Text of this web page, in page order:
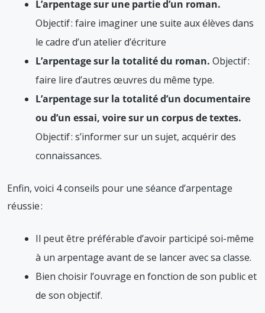
L’arpentage sur une partie d’un roman.
Objectif : faire imaginer une suite aux élèves dans
le cadre d’un atelier d’écriture
L’arpentage sur la totalité du roman. Objectif :
faire lire d’autres œuvres du même type.
L’arpentage sur la totalité d’un documentaire
ou d’un essai, voire sur un corpus de textes.
Objectif : s’informer sur un sujet, acquérir des
connaissances.
Enfin, voici 4 conseils pour une séance d’arpentage
réussie :
Il peut être préférable d’avoir participé soi-même
à un arpentage avant de se lancer avec sa classe.
Bien choisir l’ouvrage en fonction de son public et
de son objectif.